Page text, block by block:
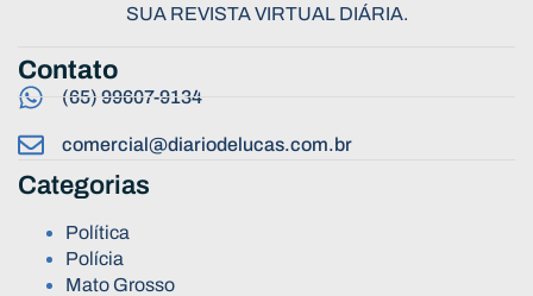
SUA REVISTA VIRTUAL DIÁRIA.
Contato
(65) 99607-9134
comercial@diariodelucas.com.br
Categorias
Política
Polícia
Mato Grosso